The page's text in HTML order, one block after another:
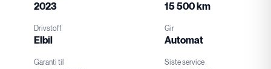
2023 15 500 km
Drivstoff
Elbil
Gir
Automat
Garanti til Siste service